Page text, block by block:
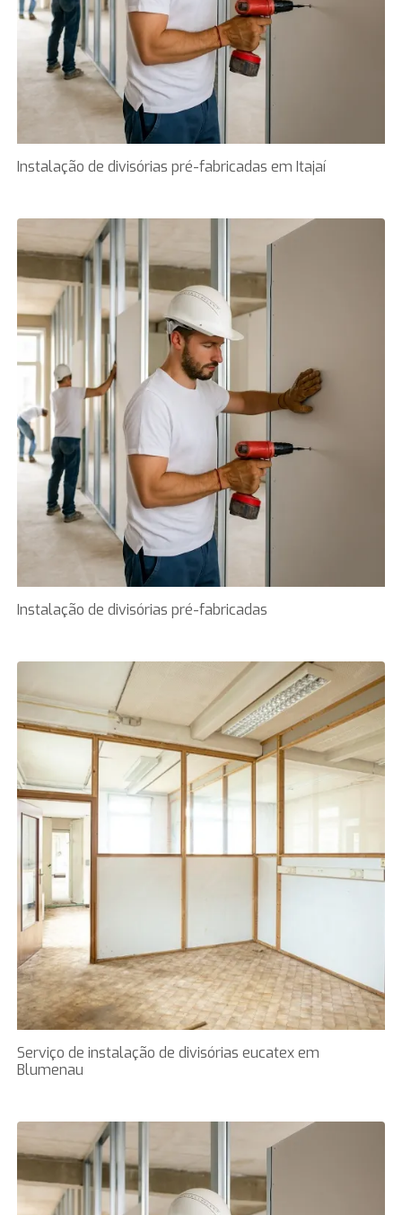
Instalação de divisórias pré-fabricadas em Itajaí
Instalação de divisórias pré-fabricadas
Serviço de instalação de divisórias eucatex em
Blumenau